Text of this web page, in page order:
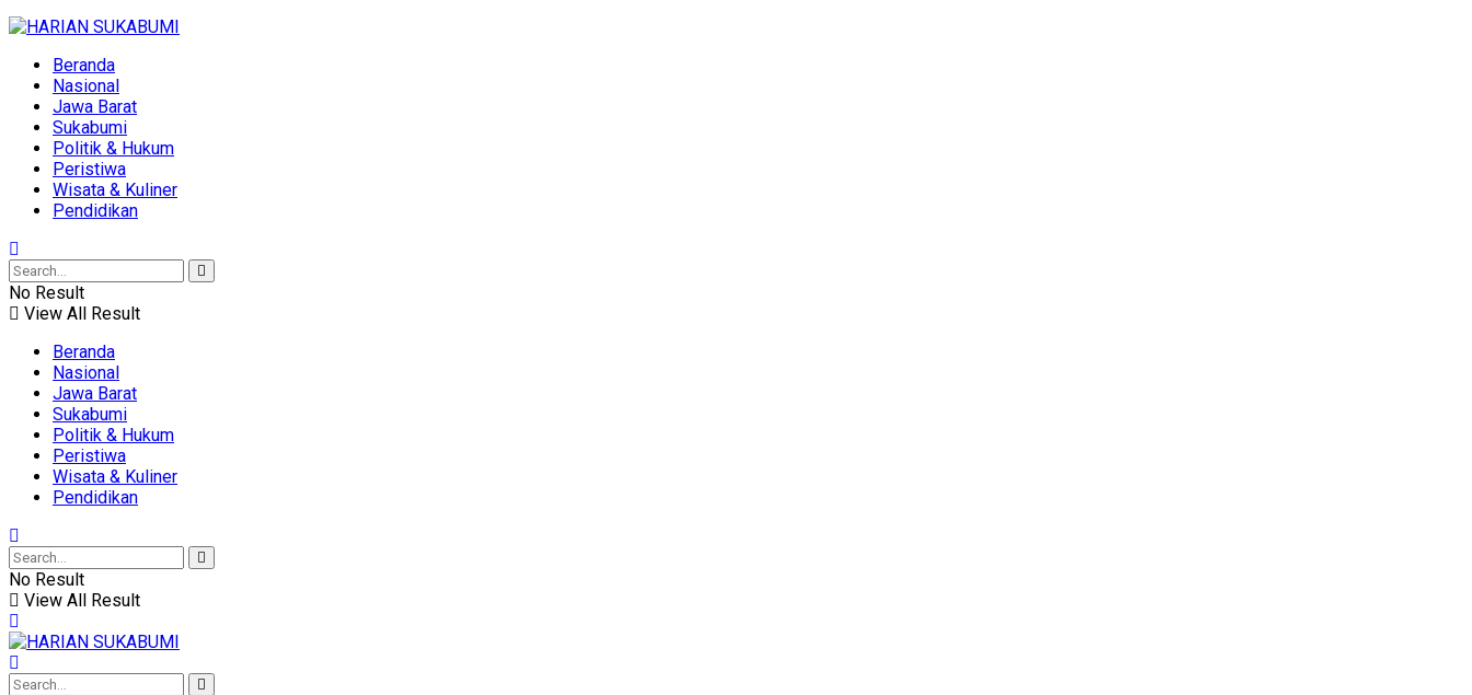
Beranda
Nasional
Jawa Barat
Sukabumi
Politik & Hukum
Peristiwa
Wisata & Kuliner
Pendidikan
No Result
View All Result
Beranda
Nasional
Jawa Barat
Sukabumi
Politik & Hukum
Peristiwa
Wisata & Kuliner
Pendidikan
No Result
View All Result